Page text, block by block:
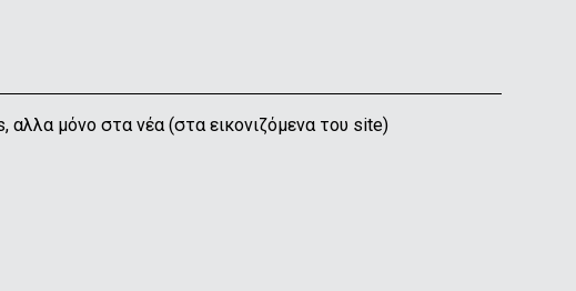
μόνο στα νέα (στα εικονιζόμενα του site)